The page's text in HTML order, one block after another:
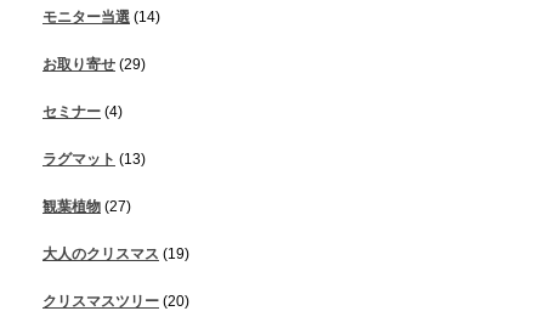
モニター当選 (14)
お取り寄せ (29)
セミナー (4)
ラグマット (13)
観葉植物 (27)
大人のクリスマス (19)
クリスマスツリー (20)